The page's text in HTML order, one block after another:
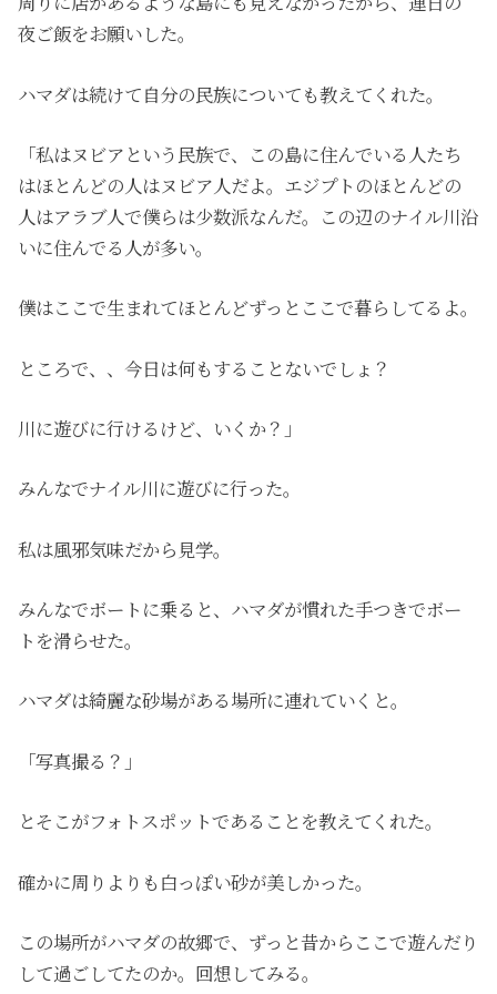
夜ご飯をお願いした。
ハマダは続けて自分の民族についても教えてくれた。
「私はヌビアという民族で、この島に住んでいる人たち
はほとんどの人はヌビア人だよ。エジプトのほとんどの
人はアラブ人で僕らは少数派なんだ。この辺のナイル川沿
いに住んでる人が多い。
僕はここで生まれてほとんどずっとここで暮らしてるよ。
ところで、、今日は何もすることないでしょ？
川に遊びに行けるけど、いくか？」
みんなでナイル川に遊びに行った。
私は風邪気味だから見学。
みんなでボートに乗ると、ハマダが慣れた手つきでボー
トを滑らせた。
ハマダは綺麗な砂場がある場所に連れていくと。
「写真撮る？」
とそこがフォトスポットであることを教えてくれた。
確かに周りよりも白っぽい砂が美しかった。
この場所がハマダの故郷で、ずっと昔からここで遊んだり
して過ごしてたのか。回想してみる。